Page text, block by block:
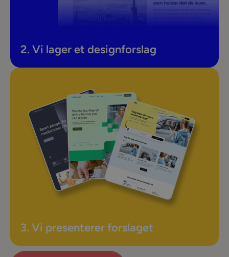
2. Vi lager et designforslag
3. Vi presenterer forslaget